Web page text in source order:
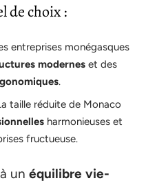
de choix :
entreprises monégasques
modernes et des
.
taille réduite de Monaco
harmonieuses et
fructueuse.
un équilibre vie-